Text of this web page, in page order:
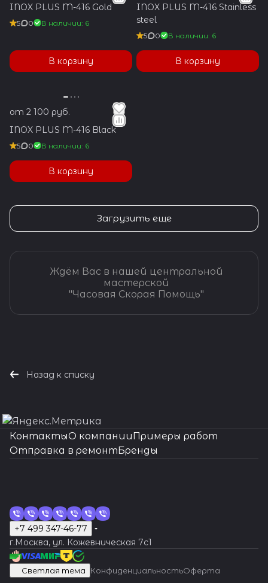
INOX PLUS M-416 Gold
5 0 В наличии: 6
В корзину
INOX PLUS M-416 Stainless
steel
5 0 В наличии: 6
В корзину
от 2 100 руб.
INOX PLUS M-416 Black
5 0 В наличии: 6
В корзину
Загрузить еще
Ждём Вас в нашей центральной
мастерской
"Часовая Скорая Помощь"
Назад к списку
КонтактыО компанииПримеры работ
Отправка в ремонтБренды
+7 499 347-46-77
г.Москва, ул. Кожевническая 7c1
Светлая тема КонфиденциальностьОферта